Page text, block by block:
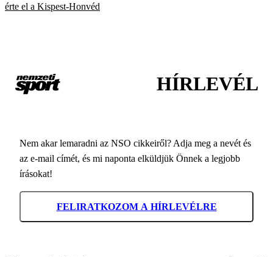
érte el a Kispest-Honvéd
HÍRLEVÉL
Nem akar lemaradni az NSO cikkeiről? Adja meg a nevét és
az e-mail címét, és mi naponta elküldjük Önnek a legjobb
írásokat!
FELIRATKOZOM A HÍRLEVÉLRE